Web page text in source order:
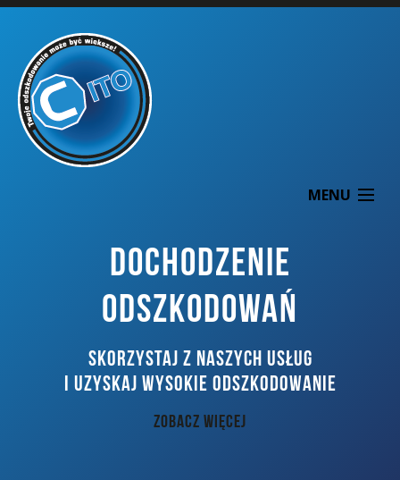
MENU
DOCHODZENIE ODSZKODOWAŃ
DOCHODZENIE
ODSZKODOWAŃ
SKORZYSTAJ Z NASZYCH USŁUG
I UZYSKAJ WYSOKIE ODSZKODOWANIE
ZOBACZ WIĘCEJ